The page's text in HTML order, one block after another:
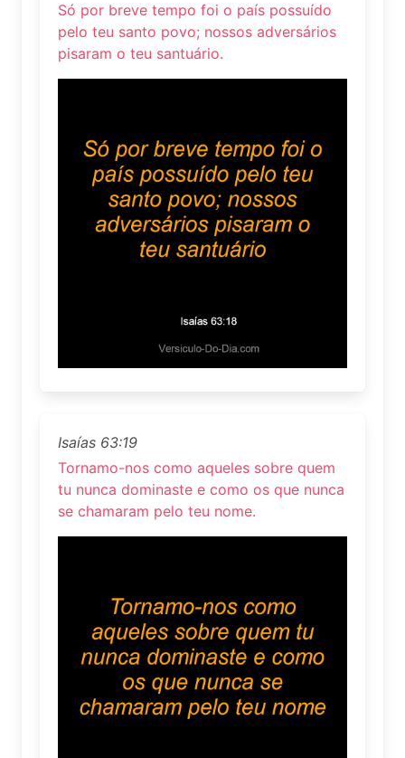
Só por breve tempo foi o país possuído
pelo teu santo povo; nossos adversários
pisaram o teu santuário.
Isaías 63:19
Tornamo-nos como aqueles sobre quem
tu nunca dominaste e como os que nunca
se chamaram pelo teu nome.